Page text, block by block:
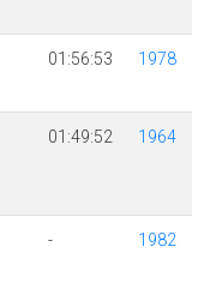
01:56:53 1978
01:49:52 1964
- 1982